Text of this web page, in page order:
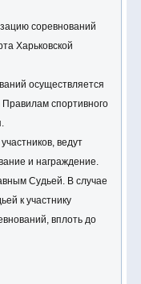
соревнований
Харьковской
осуществляется
спортивного
ведут
и награждение.
Судьей. В случае
к участнику
вплоть до